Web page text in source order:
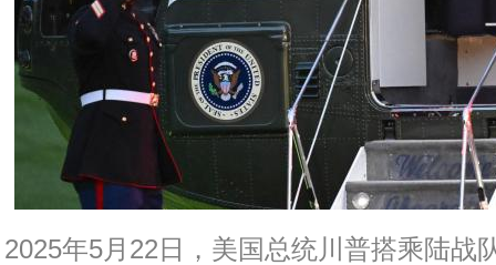
2025年5月22日，美国总统川普搭乘陆战